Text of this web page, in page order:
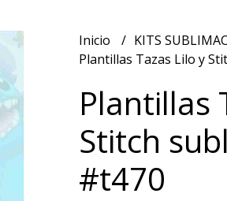
Inicio KITS
Plantillas Tazas Lilo y
Plantillas
Stitch
#t470